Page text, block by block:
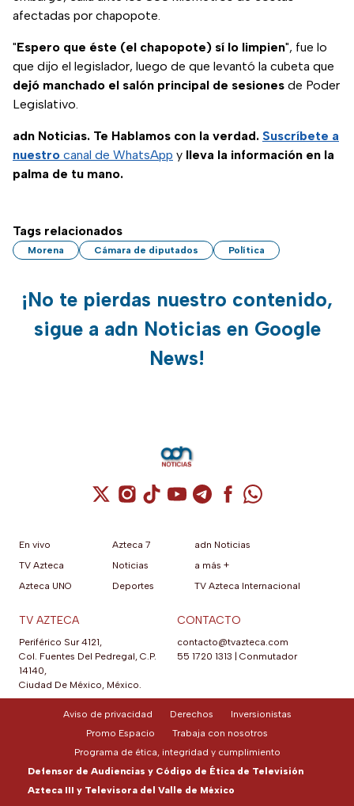
afectadas por chapopote.
"Espero que éste (el chapopote) sí lo limpien", fue lo
que dijo el legislador, luego de que levantó la cubeta que
dejó manchado el salón principal de sesiones de Poder
Legislativo.
adn Noticias. Te Hablamos con la verdad. Suscríbete a
nuestro canal de WhatsApp y lleva la información en la
palma de tu mano.
Tags relacionados
Morena Cámara de diputados Política
¡No te pierdas nuestro contenido,
sigue a adn Noticias en Google
News!
Cuenta de X / Twitter (se abre en una
Cuenta de Instagram (se abre en una
Cuenta de TikTok (se abre en
Cuenta de YouTube (se abre
Cuenta de Telegram (se
Cuenta de
Cuenta de
En vivo
TV Azteca
Azteca UNO
Azteca 7
Noticias
Deportes
adn Noticias
a más +
TV Azteca Internacional
TV AZTECA
Periférico Sur 4121,
Col. Fuentes Del Pedregal, C.P.
14140,
Ciudad De México, México.
CONTACTO
contacto@tvazteca.com
55 1720 1313
Conmutador
Aviso de privacidad Derechos
Inversionistas
Promo Espacio
Trabaja con nosotros
Programa de ética, integridad y cumplimiento
Defensor de Audiencias y Código de Ética de Televisión
Azteca III y Televisora del Valle de México